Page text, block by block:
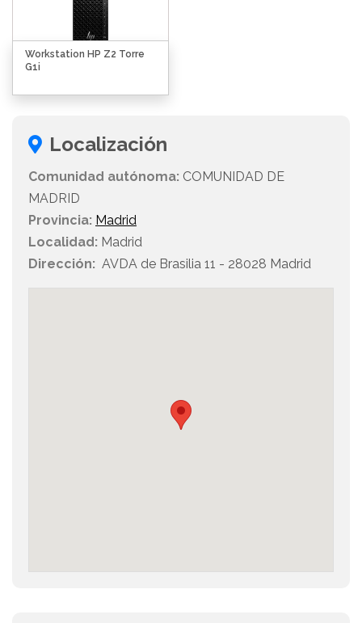
Workstation HP Z2 Torre
G1i
Localización
Comunidad autónoma: COMUNIDAD DE
MADRID
Provincia: Madrid
Localidad: Madrid
Dirección: AVDA de Brasilia 11 - 28028 Madrid